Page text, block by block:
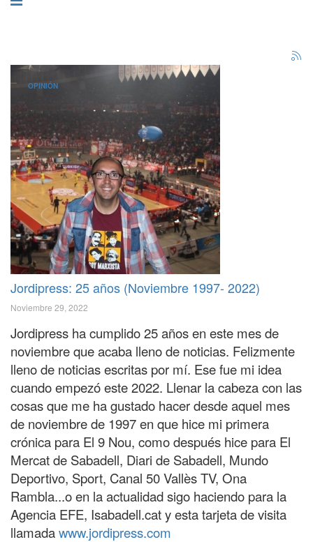
OPINIÓN
Jordipress: 25 años (Noviembre 1997- 2022)
Noviembre 29, 2022
Jordipress ha cumplido 25 años en este mes de
noviembre que acaba lleno de noticias. Felizmente
lleno de noticias escritas por mí. Ese fue mi idea
cuando empezó este 2022. Llenar la cabeza con las
cosas que me ha gustado hacer desde aquel mes
de noviembre de 1997 en que hice mi primera
crónica para El 9 Nou, como después hice para El
Mercat de Sabadell, Diari de Sabadell, Mundo
Deportivo, Sport, Canal 50 Vallès TV, Ona
Rambla...o en la actualidad sigo haciendo para la
Agencia EFE, Isabadell.cat y esta tarjeta de visita
llamadawww.jordipress.com